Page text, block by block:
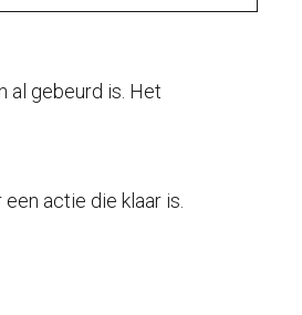
al gebeurd is. Het
actie die klaar is.